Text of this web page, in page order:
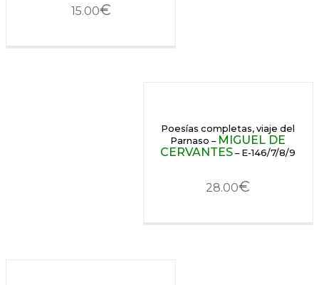
15.00€
Poesías completas, viaje del
Parnaso – MIGUEL DE
CERVANTES – E-146/7/8/9
28.00€